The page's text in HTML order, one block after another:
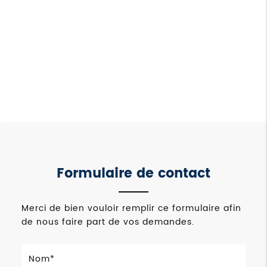
Formulaire de contact
Merci de bien vouloir remplir ce formulaire afin
de nous faire part de vos demandes.